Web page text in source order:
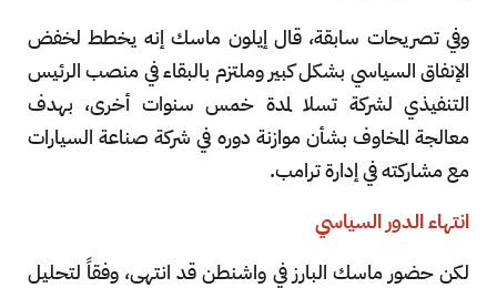
وفي تصريحات سابقة، قال إيلون ماسك إنه يخطط لخفض
الإنفاق السياسي بشكل كبير وملتزم بالبقاء في منصب الرئيس
التنفيذي لشركة تسلا لمدة خمس سنوات أخرى، بهدف
معالجة المخاوف بشأن موازنة دوره في شركة صناعة السيارات
مع مشاركته في إدارة ترامب.
انتهاء الدور السياسي
لكن حضور ماسك البارز في واشنطن قد انتهى، وفقاً لتحليل